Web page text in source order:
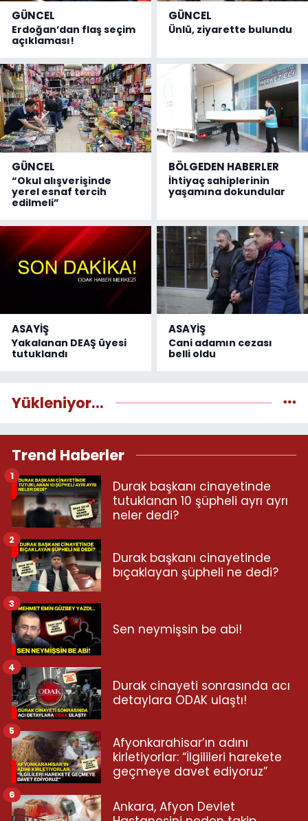
GÜNCEL
Erdoğan’dan flaş seçim
açıklaması!
GÜNCEL
Ünlü, ziyarette bulundu
GÜNCEL
“Okul alışverişinde
yerel esnaf tercih
edilmeli”
BÖLGEDEN HABERLER
İhtiyaç sahiplerinin
yaşamına dokundular
ASAYİŞ
Yakalanan DEAŞ üyesi
tutuklandı
ASAYİŞ
Cani adamın cezası
belli oldu
Yükleniyor...
Trend Haberler
Durak başkanı cinayetinde
tutuklanan 10 şüpheli ayrı ayrı
neler dedi?
1
Durak başkanı cinayetinde
bıçaklayan şüpheli ne dedi?
2
Sen neymişsin be abi!
3
Durak cinayeti sonrasında acı
detaylara ODAK ulaştı!
4
Afyonkarahisar’ın adını
kirletiyorlar: “İlgilileri harekete
geçmeye davet ediyoruz”
5
Ankara, Afyon Devlet
6